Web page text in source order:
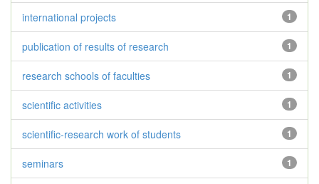
1
international projects
1
publication of results of research
1
research schools of faculties
1
scientific activities
1
scientific-research work of students
1
seminars